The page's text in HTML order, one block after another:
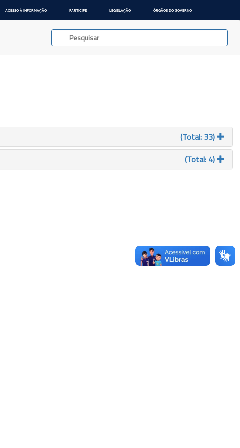
ACESSO À INFORMAÇÃO PARTICIPE LEGISLAÇÃO ÓRGÃOS DO GOVERNO
(Total: 33)
(Total: 4)